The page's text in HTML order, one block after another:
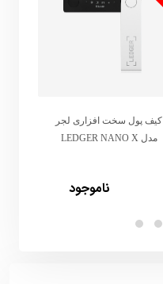
کیف پول سخت افزاری لجر
مدل LEDGER NANO X
ناموجود